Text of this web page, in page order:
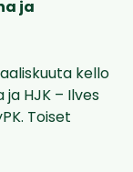
ja
kello
HJK – Ilves
Toiset